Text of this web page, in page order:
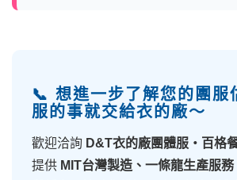
📞 想進一步了解您的團服
服的事就交給衣的廠～
歡迎洽詢 D&T衣的廠團體服・百格
提供 MIT台灣製造、一條龍生產服務